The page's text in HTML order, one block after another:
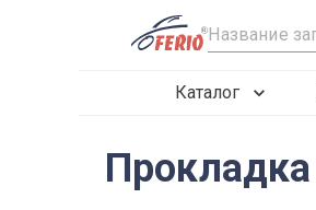
R
Каталог